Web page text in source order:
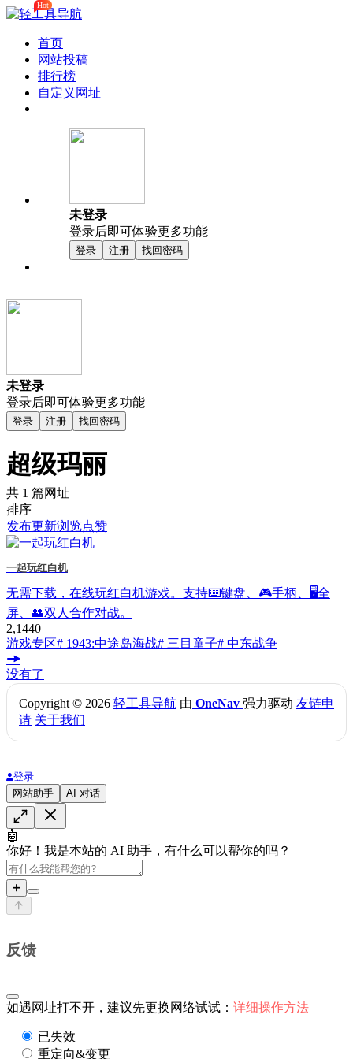
首页
网站投稿
排行榜
Hot
自定义网址
未登录
登录后即可体验更多功能
登录 注册 找回密码
未登录
登录后即可体验更多功能
登录 注册 找回密码
超级玛丽
共 1 篇网址
排序
发布更新浏览点赞
一起玩红白机
无需下载，在线玩红白机游戏。支持⌨️键盘、🎮手柄、🖥全
屏、👥双人合作对战。
2,1440
游戏专区# 1943:中途岛海战# 三目童子# 中东战争
没有了
Copyright © 2026 轻工具导航 由 OneNav 强力驱动 友链申
请 关于我们
登录
网站助手
AI 对话
🤖
你好！我是本站的 AI 助手，有什么可以帮你的吗？
➕
反馈
如遇网址打不开，建议先更换网络试试： 详细操作方法
已失效
重定向&变更